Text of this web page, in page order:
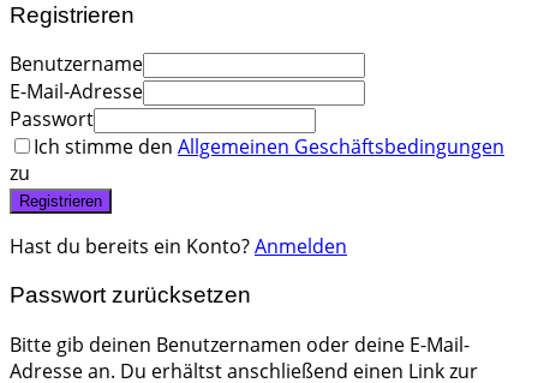
Registrieren
Benutzername
E-Mail-Adresse
Passwort
Ich stimme den Allgemeinen Geschäftsbedingungen
zu
Registrieren
Hast du bereits ein Konto?Anmelden
Passwort zurücksetzen
Bitte gib deinen Benutzernamen oder deine E-Mail-
Adresse an. Du erhältst anschließend einen Link zur